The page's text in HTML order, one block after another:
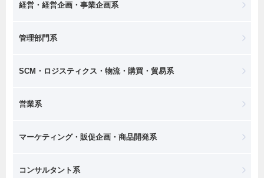
経営・経営企画・事業企画系
管理部門系
SCM・ロジスティクス・物流・購買・貿易系
営業系
マーケティング・販促企画・商品開発系
コンサルタント系